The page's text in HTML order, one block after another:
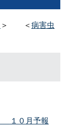
＞ ＜病害虫
１０月予報